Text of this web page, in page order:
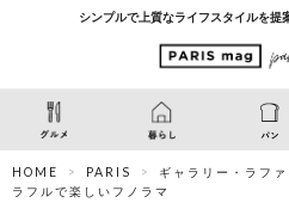
シンプルで上質なライフスタイルを提
HOME PARIS
ギャラリー・ラフ
ラフルで楽しいフノラマ